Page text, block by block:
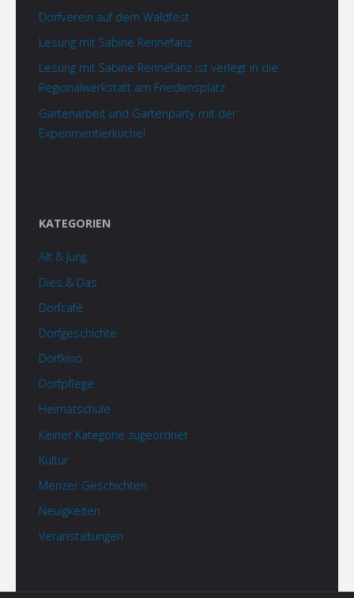
Dorfverein auf dem Waldfest
Lesung mit Sabine Rennefanz
Lesung mit Sabine Rennefanz ist verlegt in die
Regionalwerkstatt am Friedensplatz
Gartenarbeit und Gartenparty mit der
Experimentierküche!
KATEGORIEN
Alt & Jung
Dies & Das
Dorfcafé
Dorfgeschichte
Dorfkino
Dorfpflege
Heimatschule
Keiner Kategorie zugeordnet
Kultur
Menzer Geschichten
Neuigkeiten
Veranstaltungen